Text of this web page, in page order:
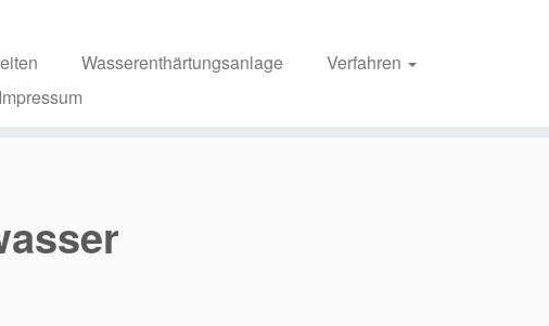
Wasserenthärtungsanlage
Verfahren
Impressum